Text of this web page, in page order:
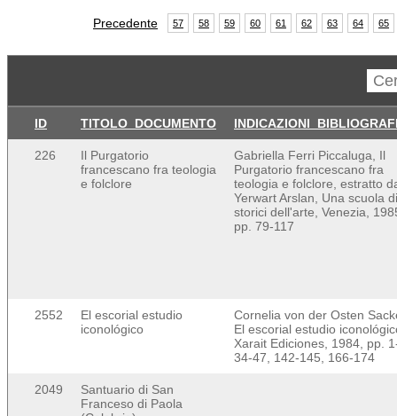
Precedente 57 58 59 60 61 62 63 64 65
ID TITOLO_DOCUMENTO
226
Il Purgatorio
francescano fra teologia
e folclore
Gabriella Ferri Piccaluga, Il
Purgatorio francescano fra
teologia e folclore, estratto
Yerwart Arslan, Una scuola di
storici dell'arte, Venezia,
pp. 79-117
2552
El escorial estudio
iconológico
Cornelia von der Osten
El escorial estudio
Xarait Ediciones, 1984, pp.
34-47, 142-145, 166-174
2049
Santuario di San
Franceso di Paola